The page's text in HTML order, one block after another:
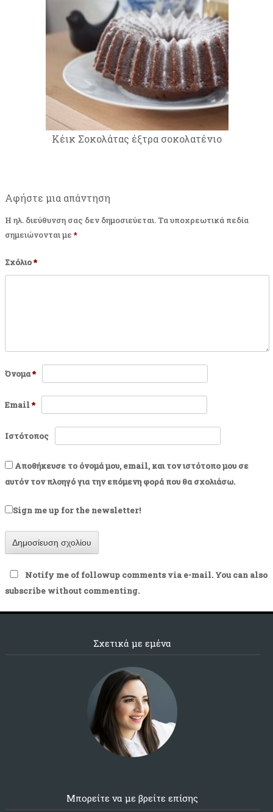
Κέικ Σοκολάτας έξτρα σοκολατένιο
Αφήστε μια απάντηση
Η ηλ. διεύθυνση σας δεν δημοσιεύεται. Τα υποχρεωτικά πεδία
σημειώνονται με *
Σχόλιο*
Όνομα*
Email*
Ιστότοπος
Αποθήκευσε το όνομά μου, email, και τον ιστότοπο μου σε
αυτόν τον πλοηγό για την επόμενη φορά που θα σχολιάσω.
Sign me up for the newsletter!
Notify me of followup comments via e-mail. You can also
subscribe without commenting.
Σχετικά με εμένα
Μπορείτε να με βρείτε επίσης